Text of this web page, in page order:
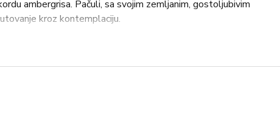
ambergrisa. Pačuli, sa svojim zemljanim, gostoljubivim
kroz kontemplaciju.